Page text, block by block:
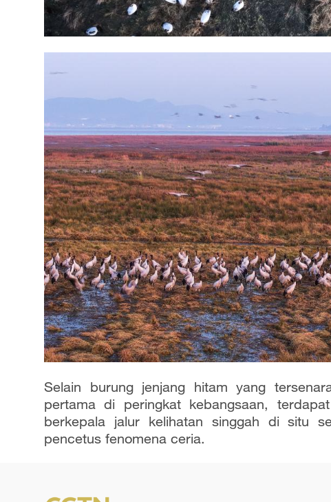
Selain burung jenjang hitam yang
pertama di peringkat kebangsaan,
berkepala jalur kelihatan singgah di situ
pencetus fenomena ceria.